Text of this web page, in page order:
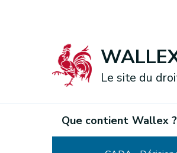
Le site du
Que contient Wallex ?